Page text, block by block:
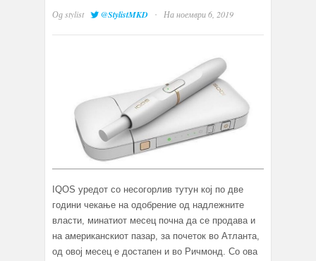
Одstylist @StylistMKD · На ноември 6, 2019
IQOS уредот со несогорлив тутун кој по две
години чекање на одобрение од надлежните
власти, минатиот месец почна да се продава и
на американскиот пазар, за почеток во Атланта,
од овој месец е достапен и во Ричмонд. Со ова